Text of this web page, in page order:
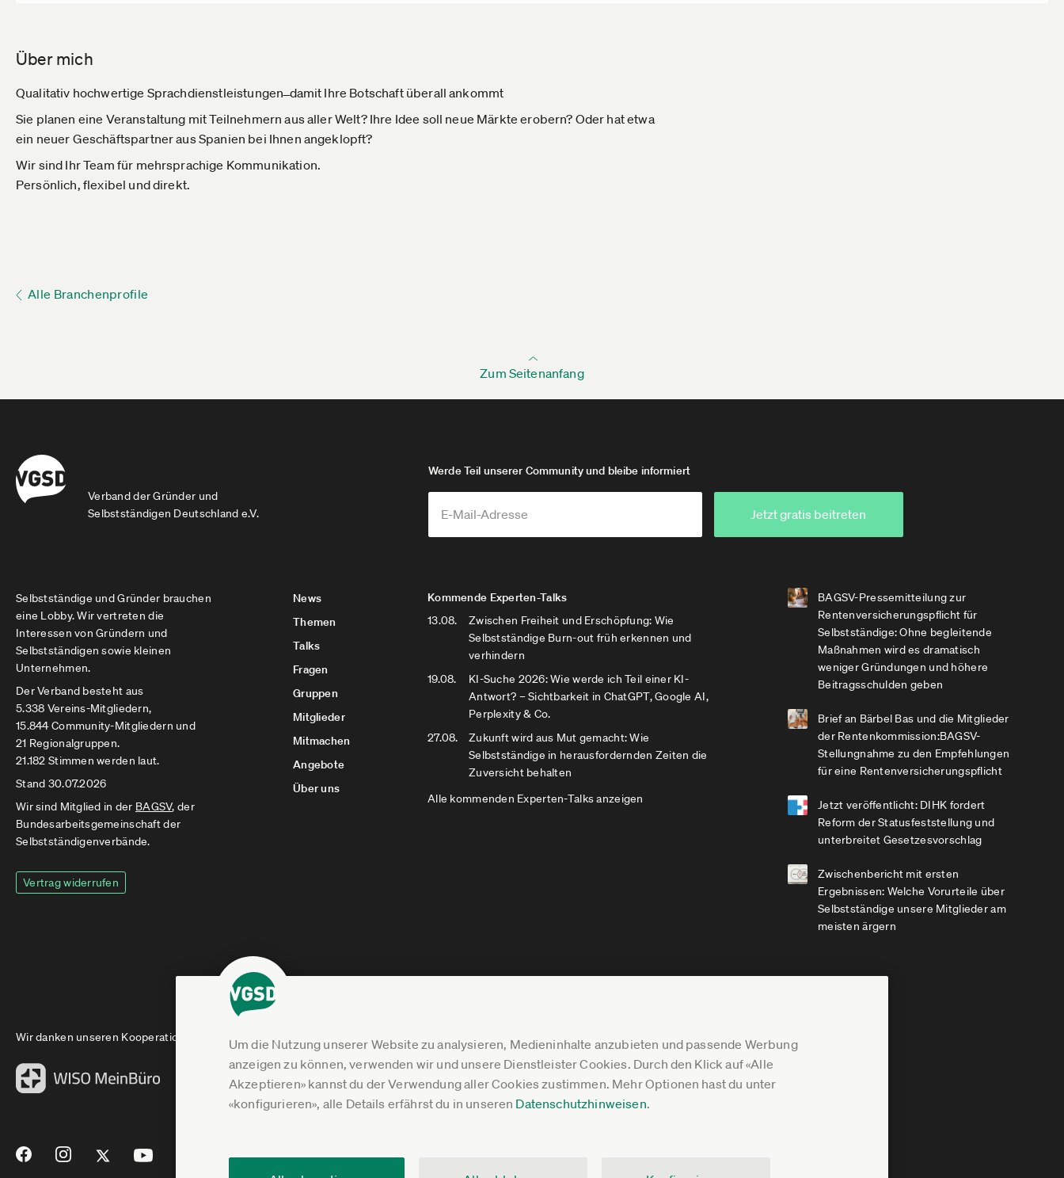
Um die Nutzung unserer Website zu analysieren, Medieninhalte anzubieten und passende Werbung
anzeigen zu können, verwenden wir und unsere Dienstleister Cookies. Durch den Klick auf «Alle
Akzeptieren» kannst du der Verwendung aller Cookies zustimmen. Mehr Optionen hast du unter
«konfigurieren», alle Details erfährst du in unseren Datenschutzhinweisen.
Über mich
Qualitativ hochwertige Sprachdienstleistungen ̶ damit Ihre Botschaft überall ankommt
Sie planen eine Veranstaltung mit Teilnehmern aus aller Welt? Ihre Idee soll neue Märkte erobern? Oder hat etwa
ein neuer Geschäftspartner aus Spanien bei Ihnen angeklopft?
Wir sind Ihr Team für mehrsprachige Kommunikation.
Persönlich, flexibel und direkt.
Alle Branchenprofile
Zum Seitenanfang
Verband der Gründer und
Selbstständigen Deutschland e.V.
Werde Teil unserer Community und bleibe informiert
Jetzt gratis beitreten
Selbstständige und Gründer brauchen
eine Lobby. Wir vertreten die
Interessen von Gründern und
Selbstständigen sowie kleinen
Unternehmen.
Der Verband besteht aus
5.338 Vereins-Mitgliedern,
15.844 Community-Mitgliedern und
21 Regionalgruppen.
21.182 Stimmen werden laut.
Stand 30.07.2026
Wir sind Mitglied in der BAGSV, der
Bundesarbeitsgemeinschaft der
Selbstständigenverbände.
Vertrag widerrufen
News
Themen
Talks
Fragen
Gruppen
Mitglieder
Mitmachen
Angebote
Über uns
Kommende Experten-Talks
13.08.
Zwischen Freiheit und Erschöpfung: Wie
Selbstständige Burn-out früh erkennen und
verhindern
19.08.
KI-Suche 2026: Wie werde ich Teil einer KI-
Antwort? – Sichtbarkeit in ChatGPT, Google AI,
Perplexity & Co.
27.08.
Zukunft wird aus Mut gemacht: Wie
Selbstständige in herausfordernden Zeiten die
Zuversicht behalten
Alle kommenden Experten-Talks anzeigen
BAGSV-Pressemitteilung zur
Rentenversicherungspflicht für
Selbstständige: Ohne begleitende
Maßnahmen wird es dramatisch
weniger Gründungen und höhere
Beitragsschulden geben
Brief an Bärbel Bas und die Mitglieder
der Rentenkommission:BAGSV-
Stellungnahme zu den Empfehlungen
für eine Rentenversicherungspflicht
Jetzt veröffentlicht: DIHK fordert
Reform der Statusfeststellung und
unterbreitet Gesetzesvorschlag
Zwischenbericht mit ersten
Ergebnissen: Welche Vorurteile über
Selbstständige unsere Mitglieder am
meisten ärgern
Wir danken unseren Kooperationspartnern